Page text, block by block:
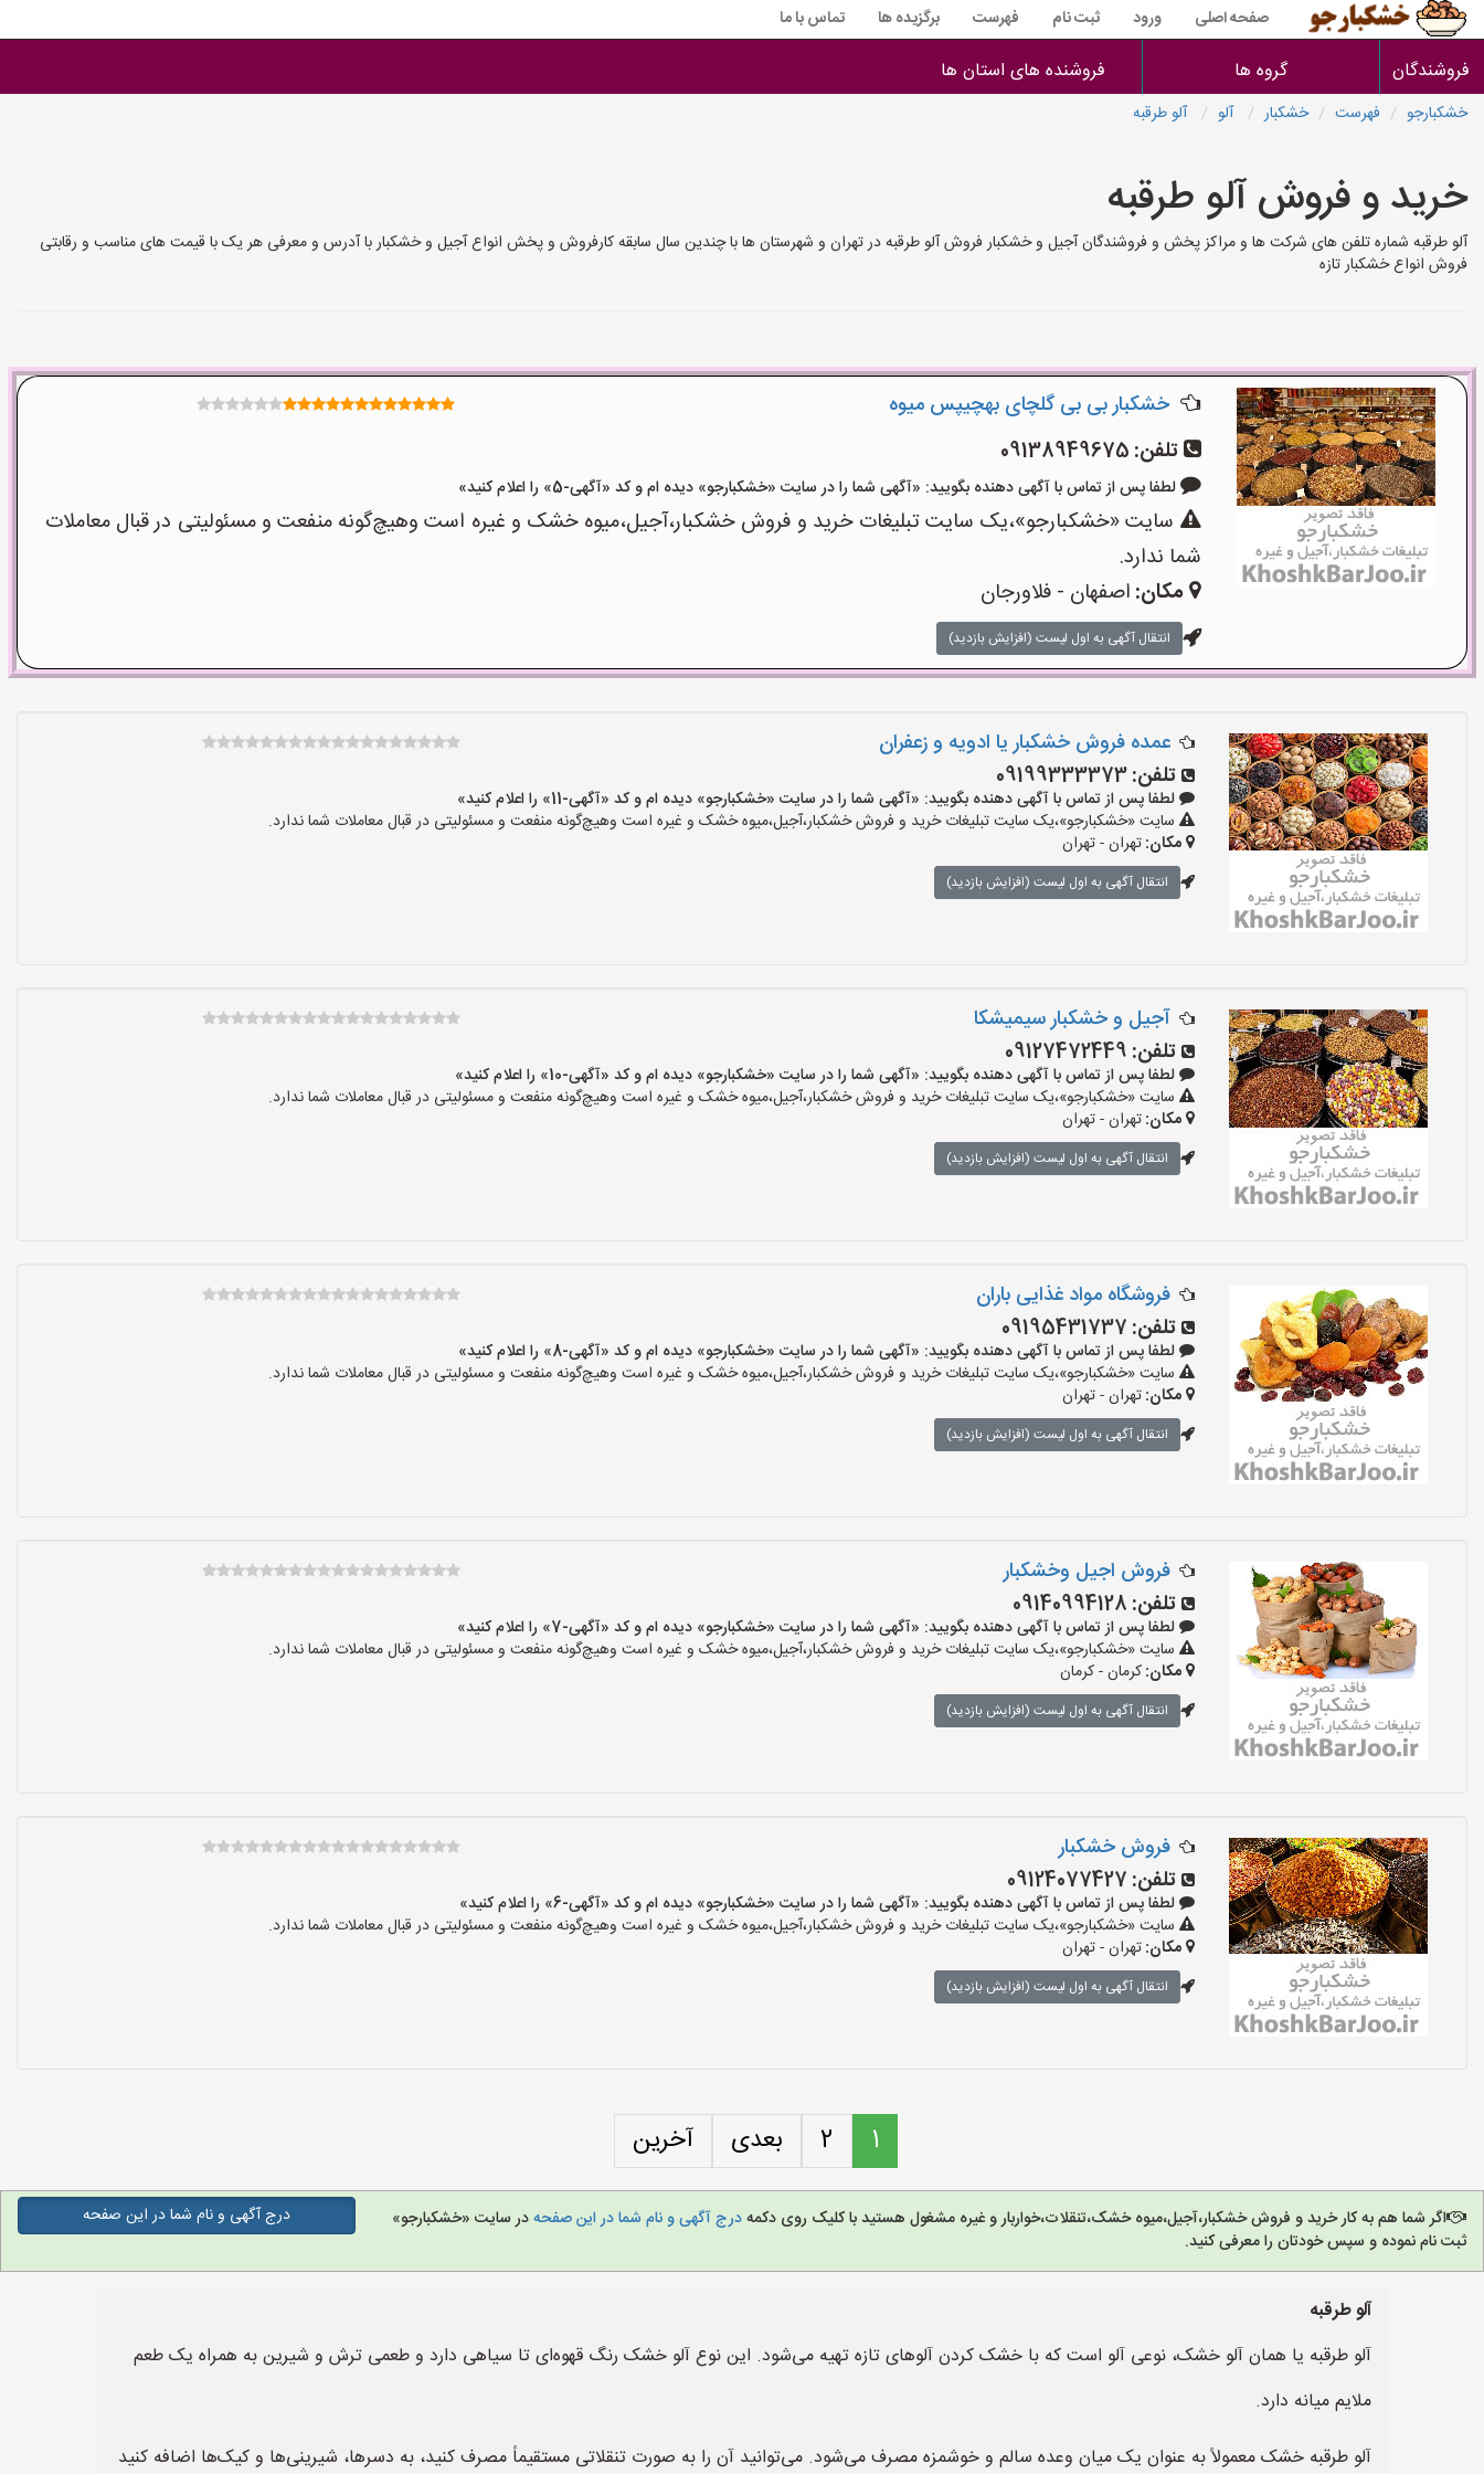
صفحه اصلی ورود ثبت نام فهرست برگزیده ها تماس با ما
فروشندگان گروه ها فروشنده های استان ها
خشکبارجو فهرست خشکبار آلو آلو طرقبه
خرید و فروش آلو طرقبه
آلو طرقبه شماره تلفن های شرکت ها و مراکز پخش و فروشندگان آجیل و خشکبار فروش آلو طرقبه در تهران و شهرستان ها با چندین سال سابقه کارفروش و پخش انواع آجیل و خشکبار با آدرس و معرفی هر یک با قیمت های مناسب و رقابتی
فروش انواع خشکبار تازه
خشکبار بی بی گلچای بهچیپس میوه
تلفن: 09138949675
لطفا پس از تماس با آگهی دهنده بگویید: «آگهی شما را در سایت «خشکبارجو» دیده ام و کد «آگهی-5» را اعلام کنید»
سایت «خشکبارجو»،یک سایت تبلیغات خرید و فروش خشکبار،آجیل،میوه خشک و غیره است وهیچ‌گونه منفعت و مسئولیتی در قبال معاملات
شما ندارد.
مکان: اصفهان - فلاورجان
انتقال آگهی به اول لیست (افزایش بازدید)
عمده فروش خشکبار یا ادویه و زعفران
تلفن:09199333373
لطفا پس از تماس با آگهی دهنده بگویید: «آگهی شما را در سایت «خشکبارجو» دیده ام و کد «آگهی-11» را اعلام کنید»
سایت «خشکبارجو»،یک سایت تبلیغات خرید و فروش خشکبار،آجیل،میوه خشک و غیره است وهیچ‌گونه منفعت و مسئولیتی در قبال معاملات شما ندارد.
مکان:تهران - تهران
انتقال آگهی به اول لیست (افزایش بازدید)
آجیل و خشکبار سیمیشکا
تلفن: 09127472449
لطفا پس از تماس با آگهی دهنده بگویید: «آگهی شما را در سایت «خشکبارجو» دیده ام و کد «آگهی-10» را اعلام کنید»
سایت «خشکبارجو»،یک سایت تبلیغات خرید و فروش خشکبار،آجیل،میوه خشک و غیره است وهیچ‌گونه منفعت و مسئولیتی در قبال معاملات شما ندارد.
مکان:تهران - تهران
انتقال آگهی به اول لیست (افزایش بازدید)
فروشگاه مواد غذایی باران
تلفن: 09195431737
لطفا پس از تماس با آگهی دهنده بگویید: «آگهی شما را در سایت «خشکبارجو» دیده ام و کد «آگهی-8» را اعلام کنید»
سایت «خشکبارجو»،یک سایت تبلیغات خرید و فروش خشکبار،آجیل،میوه خشک و غیره است وهیچ‌گونه منفعت و مسئولیتی در قبال معاملات شما ندارد.
مکان:تهران - تهران
انتقال آگهی به اول لیست (افزایش بازدید)
فروش اجیل وخشکبار
تلفن: 09140994128
لطفا پس از تماس با آگهی دهنده بگویید: «آگهی شما را در سایت «خشکبارجو» دیده ام و کد «آگهی-7» را اعلام کنید»
سایت «خشکبارجو»،یک سایت تبلیغات خرید و فروش خشکبار،آجیل،میوه خشک و غیره است وهیچ‌گونه منفعت و مسئولیتی در قبال معاملات شما ندارد.
مکان:کرمان - کرمان
انتقال آگهی به اول لیست (افزایش بازدید)
فروش خشکبار
تلفن: 09124077427
لطفا پس از تماس با آگهی دهنده بگویید: «آگهی شما را در سایت «خشکبارجو» دیده ام و کد «آگهی-6» را اعلام کنید»
سایت «خشکبارجو»،یک سایت تبلیغات خرید و فروش خشکبار،آجیل،میوه خشک و غیره است وهیچ‌گونه منفعت و مسئولیتی در قبال معاملات شما ندارد.
مکان:تهران - تهران
انتقال آگهی به اول لیست (افزایش بازدید)
1
2 بعدی آخرین
اگر شما هم به کار خرید و فروش خشکبار،آجیل،میوه خشک،تنقلات،خواربار و غیره مشغول هستید با کلیک روی دکمهدرج آگهی و نام شما در این صفحهدر سایت «خشکبارجو»
ثبت نام نموده و سپس خودتان را معرفی کنید.
درج آگهی و نام شما در این صفحه
آلو طرقبه
آلو طرقبه یا همان آلو خشک، نوعی آلو است که با خشک کردن آلوهای تازه تهیه می‌شود. این نوع آلو خشک رنگ قهوه‌ای تا سیاهی دارد و طعمی ترش و شیرین به همراه یک طعم
ملایم میانه دارد.
آلو طرقبه خشک معمولاً به عنوان یک میان وعده سالم و خوشمزه مصرف می‌شود. می‌توانید آن را به صورت تنقلاتی مستقیماً مصرف کنید، به دسرها، شیرینی‌ها و کیک‌ها اضافه کنید